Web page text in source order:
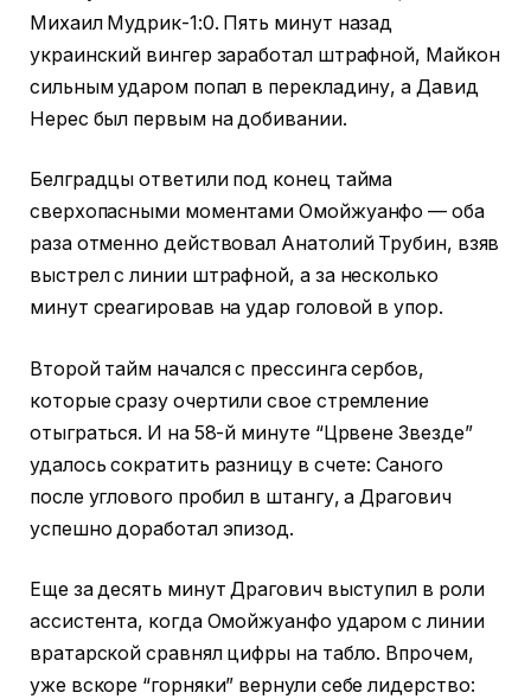
Михаил Мудрик-1:0. Пять минут назад
украинский вингер заработал штрафной, Майкон
сильным ударом попал в перекладину, а Давид
Нерес был первым на добивании.
Белградцы ответили под конец тайма
сверхопасными моментами Омойжуанфо — оба
раза отменно действовал Анатолий Трубин, взяв
выстрел с линии штрафной, а за несколько
минут среагировав на удар головой в упор.
Второй тайм начался с прессинга сербов,
которые сразу очертили свое стремление
отыграться. И на 58-й минуте “Црвене Звезде”
удалось сократить разницу в счете: Саного
после углового пробил в штангу, а Драгович
успешно доработал эпизод.
Еще за десять минут Драгович выступил в роли
ассистента, когда Омойжуанфо ударом с линии
вратарской сравнял цифры на табло. Впрочем,
уже вскоре “горняки” вернули себе лидерство: